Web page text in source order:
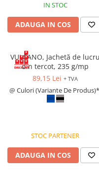
Îmbrăcăminte
MULTIRISC
Costume | Combinezoane
Halate | Sorturi Antichimice
Multirisc
Jachete | Bluze Antichimice
Multirisc
Pantaloni Antichimici |
Jambiere Ignifuge
Cagule | Capisoane
Costume | Combinezoane
IN STOC
ADAUGA IN COS
VULCANO, Jachetă de lucru
din tercot, 235 g/mp
89,15 Lei + TVA
@ Culori (Variante De
STOC PARTENER
ADAUGA IN COS